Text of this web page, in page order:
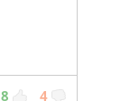
8 4